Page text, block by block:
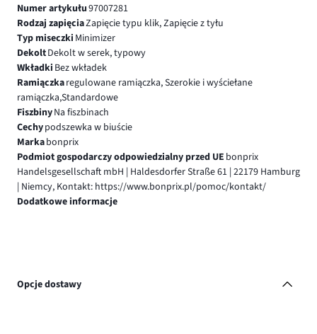
Numer artykułu97007281
Rodzaj zapięciaZapięcie typu klik, Zapięcie z tyłu
Typ miseczki Minimizer
DekoltDekolt w serek, typowy
Wkładki Bez wkładek
Ramiączkaregulowane ramiączka, Szerokie i wyściełane
ramiączka,Standardowe
FiszbinyNa fiszbinach
Cechypodszewka w biuście
Markabonprix
Podmiot gospodarczy odpowiedzialny przed UE bonprix
Handelsgesellschaft mbH | Haldesdorfer Straße 61 | 22179 Hamburg
| Niemcy, Kontakt: https://www.bonprix.pl/pomoc/kontakt/
Dodatkowe informacje
Opcje dostawy